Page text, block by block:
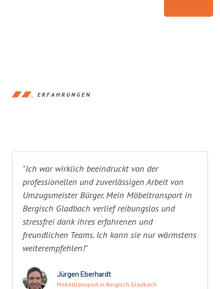
ERFAHRUNGEN
"Ich war wirklich beeindruckt von der
professionellen und zuverlässigen Arbeit von
Umzugsmeister Bürger. Mein Möbeltransport in
Bergisch Gladbach verlief reibungslos und
stressfrei dank ihres erfahrenen und
freundlichen Teams. Ich kann sie nur wärmstens
weiterempfehlen!"
Jürgen Eberhardt
Möbeltransport in Bergisch Gladbach